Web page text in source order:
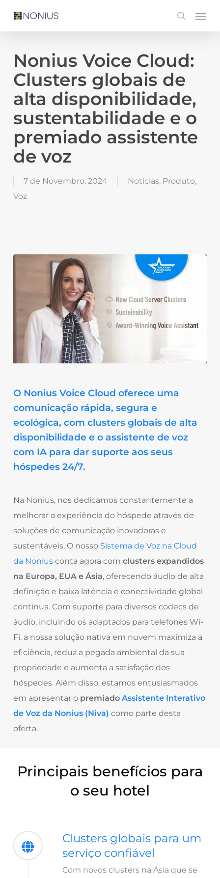
content
search
Menu
Nonius Voice Cloud:
Clusters globais de
alta disponibilidade,
sustentabilidade e o
premiado assistente
de voz
7 de Novembro, 2024 Notícias, Produto,
Voz
O Nonius Voice Cloud oferece uma
comunicação rápida, segura e
ecológica, com clusters globais de alta
disponibilidade e o assistente de voz
com IA para dar suporte aos seus
hóspedes 24/7.
Na Nonius, nos dedicamos constantemente a
melhorar a experiência do hóspede através de
soluções de comunicação inovadoras e
sustentáveis. O nosso Sistema de Voz na Cloud
da Noniusconta agora com clusters expandidos
na Europa, EUA e Ásia, oferecendo áudio de alta
definição e baixa latência e conectividade global
contínua. Com suporte para diversos codecs de
áudio, incluindo os adaptados para telefones Wi-
Fi, a nossa solução nativa em nuvem maximiza a
eficiência, reduz a pegada ambiental da sua
propriedade e aumenta a satisfação dos
hóspedes. Além disso, estamos entusiasmados
em apresentar o premiado Assistente Interativo
de Voz da Nonius (Niva) como parte desta
oferta.
Principais benefícios para
o seu hotel
Clusters globais para um
serviço confiável
Com novos clusters na Ásia que se